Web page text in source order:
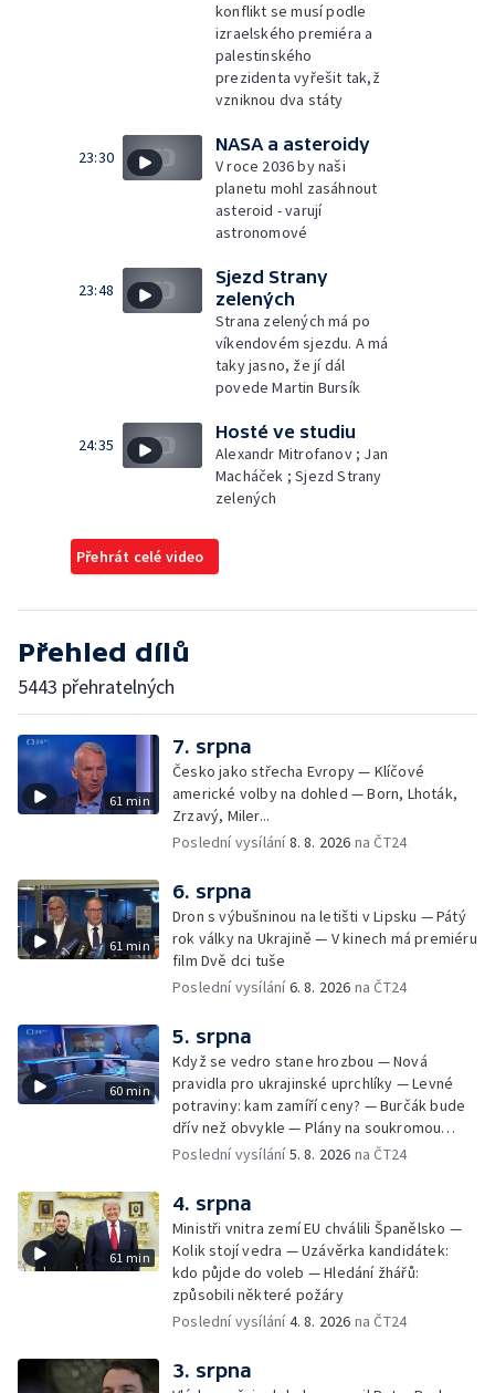
konflikt se musí podle
izraelského premiéra a
palestinského
prezidenta vyřešit tak,ž
vzniknou dva státy
23:30
NASA a asteroidy
V roce 2036 by naši
planetu mohl zasáhnout
asteroid - varují
astronomové
23:48
Sjezd Strany
zelených
Strana zelených má po
víkendovém sjezdu. A má
taky jasno, že jí dál
povede Martin Bursík
24:35
Hosté ve studiu
Alexandr Mitrofanov ; Jan
Macháček ; Sjezd Strany
zelených
Přehrát celé video
Přehled dílů
5443 přehratelných
61 min
7. srpna
Česko jako střecha Evropy — Klíčové
americké volby na dohled — Born, Lhoták,
Zrzavý, Miler...
Poslední vysílání8. 8. 2026 na ČT24
61 min
6. srpna
Dron s výbušninou na letišti v Lipsku — Pátý
rok války na Ukrajině — V kinech má premiéru
film Dvě dci tuše
Poslední vysílání6. 8. 2026 na ČT24
60 min
5. srpna
Když se vedro stane hrozbou — Nová
pravidla pro ukrajinské uprchlíky — Levné
potraviny: kam zamíří ceny? — Burčák bude
dřív než obvykle — Plány na soukromou
orbitální stanici
Poslední vysílání5. 8. 2026 na ČT24
61 min
4. srpna
Ministři vnitra zemí EU chválili Španělsko —
Kolik stojí vedra — Uzávěrka kandidátek:
kdo půjde do voleb — Hledání žhářů:
způsobili některé požáry
Poslední vysílání4. 8. 2026 na ČT24
3. srpna